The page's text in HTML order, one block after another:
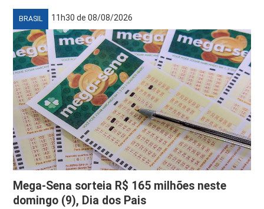
BRASIL 11h30 de 08/08/2026
Mega-Sena sorteia R$ 165 milhões neste
domingo (9), Dia dos Pais